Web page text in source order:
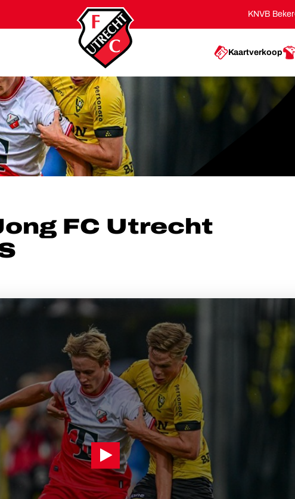
KNVB Beker
Kaartverkoop
| HIGHLIGHTS
FC Utrecht